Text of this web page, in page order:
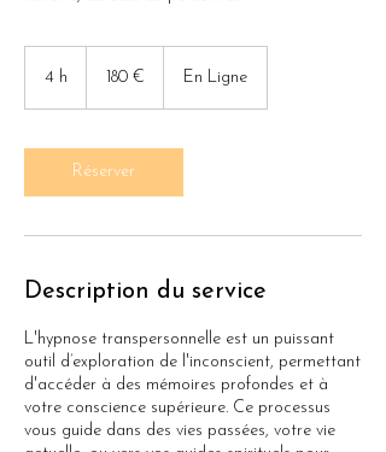
4 h 180 € En Ligne
Réserver
Description du service
L'hypnose transpersonnelle est un puissant
outil d’exploration de l'inconscient, permettant
d'accéder à des mémoires profondes et à
votre conscience supérieure. Ce processus
vous guide dans des vies passées, votre vie